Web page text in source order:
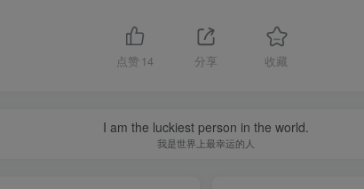
点赞 14 分享 收藏
I am the luckiest person in the world.
我是世界上最幸运的人